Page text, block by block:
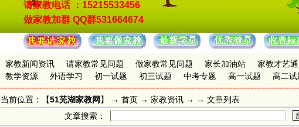
请家教电话 ：15215533456
做家教加群 QQ群531664674
家教新闻资讯 请家教常见问题 做家教常见问题 家长加油站 家教才艺通
教学资源
外语学习 初一试题 初三试题 中考专题 高一试题 高二试
当前位置：【51芜湖家教网 】 → 首页 → 家教资讯 → → 文章列表
文章搜索：